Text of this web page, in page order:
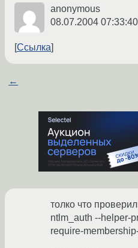
anonymous
08.07.2004
Ссылка
←
толко что
ntlm_auth --helper-
require-